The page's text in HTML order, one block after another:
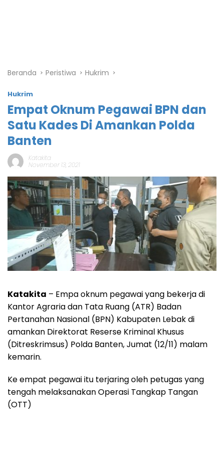
Beranda Peristiwa Hukrim
Hukrim
Empat Oknum Pegawai BPN dan
Satu Kades Di Amankan Polda
Banten
Katakita
November 13, 2021
Katakita – Empa oknum pegawai yang bekerja di
Kantor Agraria dan Tata Ruang (ATR) Badan
Pertanahan Nasional (BPN) Kabupaten Lebak di
amankan Direktorat Reserse Kriminal Khusus
(Ditreskrimsus) Polda Banten, Jumat (12/11) malam
kemarin.
Ke empat pegawai itu terjaring oleh petugas yang
tengah melaksanakan Operasi Tangkap Tangan
(OTT)